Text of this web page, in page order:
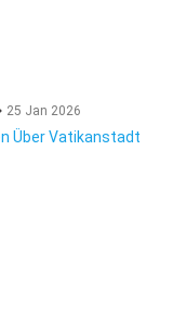
25 Jan 2026
Über Vatikanstadt